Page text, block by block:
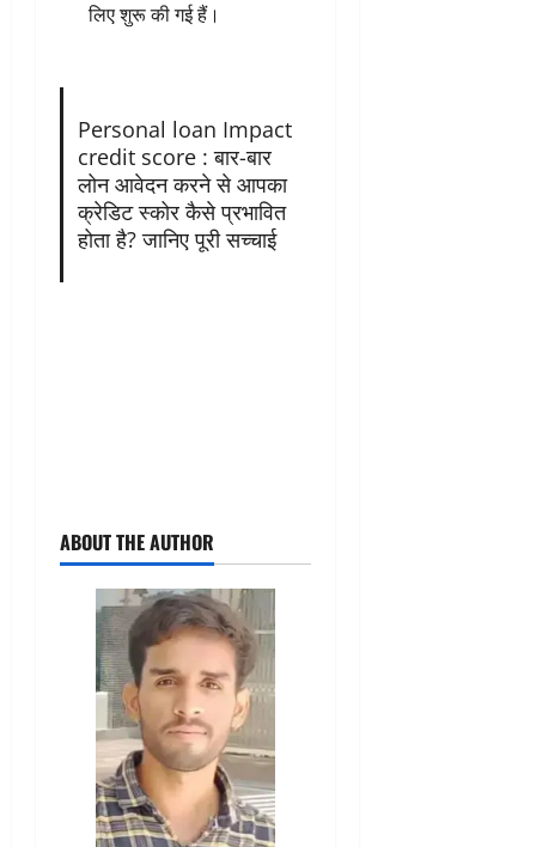
लिए शुरू की गई हैं।
Personal loan Impact
credit score : बार-बार
लोन आवेदन करने से आपका
क्रेडिट स्कोर कैसे प्रभावित
होता है? जानिए पूरी सच्चाई
ABOUT THE AUTHOR